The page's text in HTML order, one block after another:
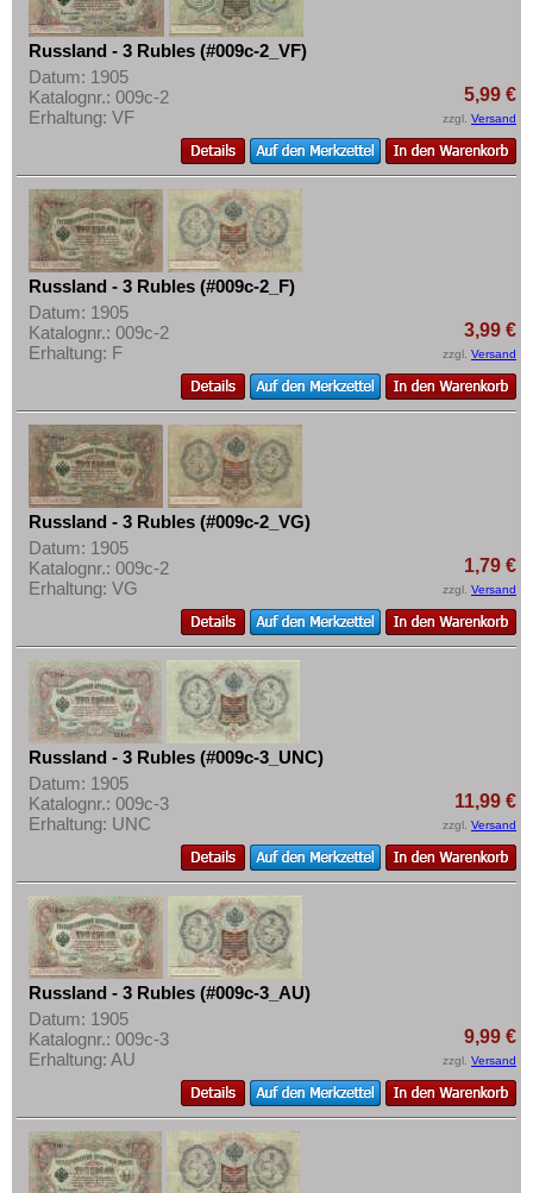
Russland - 3 Rubles (#009c-2_VF)
Datum: 1905
Katalognr.: 009c-2
Erhaltung: VF
5,99 €
zzgl. Versand
Russland - 3 Rubles (#009c-2_F)
Datum: 1905
Katalognr.: 009c-2
Erhaltung: F
3,99 €
zzgl. Versand
Russland - 3 Rubles (#009c-2_VG)
Datum: 1905
Katalognr.: 009c-2
Erhaltung: VG
1,79 €
zzgl. Versand
Russland - 3 Rubles (#009c-3_UNC)
Datum: 1905
Katalognr.: 009c-3
Erhaltung: UNC
11,99 €
zzgl. Versand
Russland - 3 Rubles (#009c-3_AU)
Datum: 1905
Katalognr.: 009c-3
Erhaltung: AU
9,99 €
zzgl. Versand